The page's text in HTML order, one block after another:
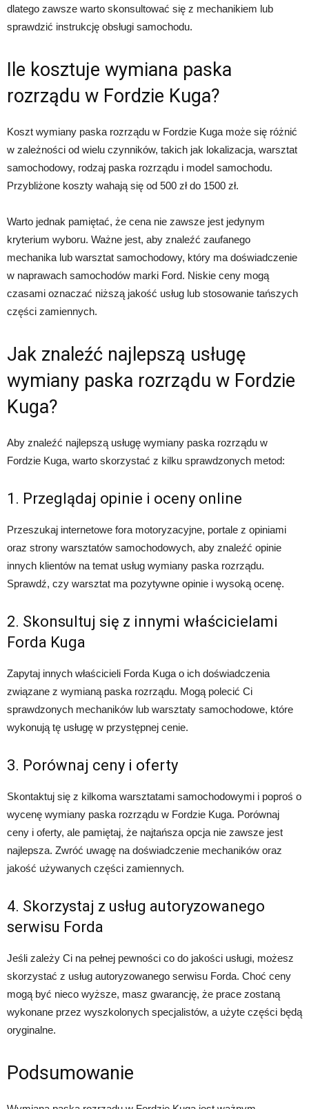
dlatego zawsze warto skonsultować się z mechanikiem lub
sprawdzić instrukcję obsługi samochodu.
Ile kosztuje wymiana paska
rozrządu w Fordzie Kuga?
Koszt wymiany paska rozrządu w Fordzie Kuga może się różnić
w zależności od wielu czynników, takich jak lokalizacja, warsztat
samochodowy, rodzaj paska rozrządu i model samochodu.
Przybliżone koszty wahają się od 500 zł do 1500 zł.
Warto jednak pamiętać, że cena nie zawsze jest jedynym
kryterium wyboru. Ważne jest, aby znaleźć zaufanego
mechanika lub warsztat samochodowy, który ma doświadczenie
w naprawach samochodów marki Ford. Niskie ceny mogą
czasami oznaczać niższą jakość usług lub stosowanie tańszych
części zamiennych.
Jak znaleźć najlepszą usługę
wymiany paska rozrządu w Fordzie
Kuga?
Aby znaleźć najlepszą usługę wymiany paska rozrządu w
Fordzie Kuga, warto skorzystać z kilku sprawdzonych metod:
1. Przeglądaj opinie i oceny online
Przeszukaj internetowe fora motoryzacyjne, portale z opiniami
oraz strony warsztatów samochodowych, aby znaleźć opinie
innych klientów na temat usług wymiany paska rozrządu.
Sprawdź, czy warsztat ma pozytywne opinie i wysoką ocenę.
2. Skonsultuj się z innymi właścicielami
Forda Kuga
Zapytaj innych właścicieli Forda Kuga o ich doświadczenia
związane z wymianą paska rozrządu. Mogą polecić Ci
sprawdzonych mechaników lub warsztaty samochodowe, które
wykonują tę usługę w przystępnej cenie.
3. Porównaj ceny i oferty
Skontaktuj się z kilkoma warsztatami samochodowymi i poproś o
wycenę wymiany paska rozrządu w Fordzie Kuga. Porównaj
ceny i oferty, ale pamiętaj, że najtańsza opcja nie zawsze jest
najlepsza. Zwróć uwagę na doświadczenie mechaników oraz
jakość używanych części zamiennych.
4. Skorzystaj z usług autoryzowanego
serwisu Forda
Jeśli zależy Ci na pełnej pewności co do jakości usługi, możesz
skorzystać z usług autoryzowanego serwisu Forda. Choć ceny
mogą być nieco wyższe, masz gwarancję, że prace zostaną
wykonane przez wyszkolonych specjalistów, a użyte części będą
oryginalne.
Podsumowanie